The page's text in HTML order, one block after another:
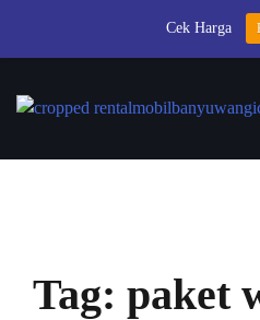
Tag: paket
Cek Harga